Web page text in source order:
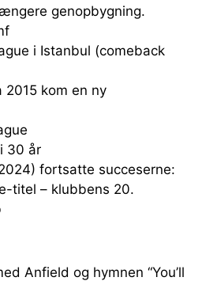
genopbygning.
i Istanbul (comeback
2015 kom en ny
30 år
fortsatte succeserne:
titel – klubbens 20.
Anfield og hymnen “You’ll